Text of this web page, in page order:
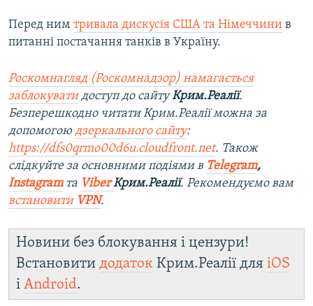
Перед ним тривала дискусія США та Німеччини в
питанні постачання танків в Україну.
Роскомнагляд (Роскомнадзор) намагається
заблокуватидоступ до сайтуКрим.Реалії.
Безперешкодно читати Крим.Реалії можна за
допомогою дзеркального сайту:
https://dfs0qrmo00d6u.cloudfront.net. Також
слідкуйте за основними подіями в Telegram,
Instagramта ViberКрим.Реалії. Рекомендуємо вам
встановити VPN.
Новини без блокування і цензури!
Встановити додаток Крим.Реалії для iOS
і Android.